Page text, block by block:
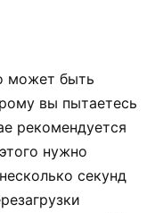
может быть
вы пытаетесь
рекомендуется
нужно
секунд